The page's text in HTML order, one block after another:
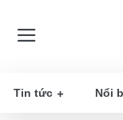
Tin tức Nổi